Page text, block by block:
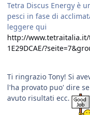
Tetra Discus Energy è
pesci in fase di
leggere qui
http://www.tetraitalia.it/
1E29DCAE/
Ti ringrazio Tony! Si
l'ha provato puo' dire
avuto risultati ecc.